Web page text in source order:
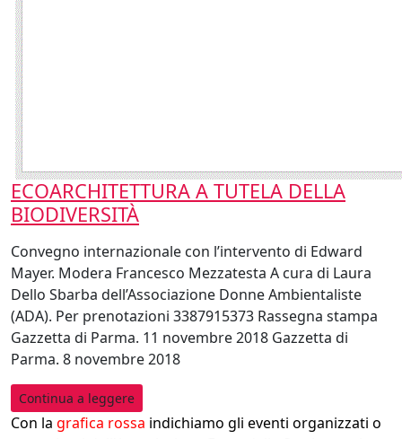
ECOARCHITETTURA A TUTELA DELLA
BIODIVERSITÀ
Convegno internazionale con l’intervento di Edward
Mayer. Modera Francesco Mezzatesta A cura di Laura
Dello Sbarba dell’Associazione Donne Ambientaliste
(ADA). Per prenotazioni 3387915373 Rassegna stampa
Gazzetta di Parma. 11 novembre 2018 Gazzetta di
Parma. 8 novembre 2018
Continua a leggere
Con la grafica rossa indichiamo gli eventi organizzati o